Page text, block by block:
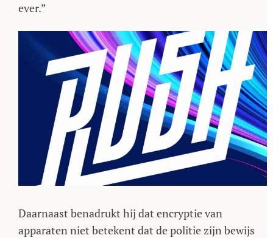
ever.”
Daarnaast benadrukt hij dat encryptie van
apparaten niet betekent dat de politie zijn bewijs